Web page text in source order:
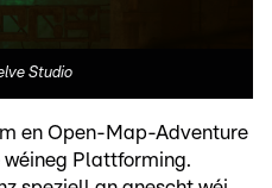
Studio
en Open-Map-Adventure
Plattforming.